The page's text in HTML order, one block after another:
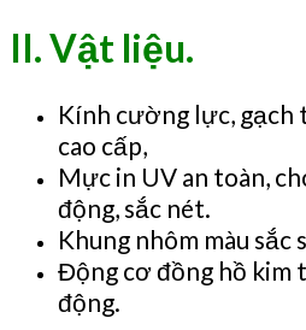
II. Vật liệu.
Kính cường lực, gạch
cao cấp,
Mực in UV an toàn,
động, sắc nét.
Khung nhôm màu sắc
Động cơ đồng hồ kim
động.